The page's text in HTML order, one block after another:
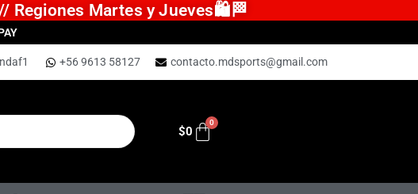
Regiones Martes y Jueves🛍️🏁
+56 9613 58127 contacto.mdsports@gmail.com
$0